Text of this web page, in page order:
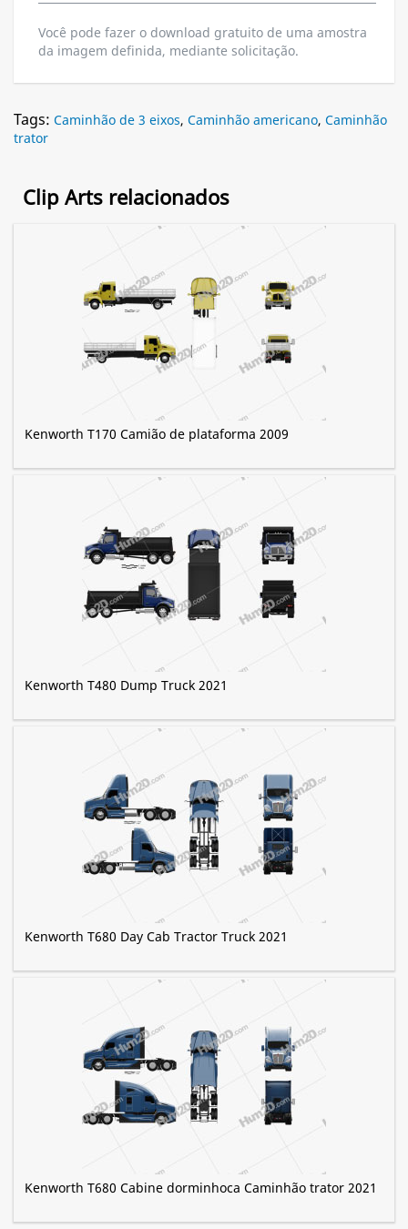
Você pode fazer o download gratuito de uma amostra
da imagem definida, mediante solicitação.
Tags: Caminhão de 3 eixos, Caminhão americano, Caminhão
trator
Clip Arts relacionados
Kenworth T170 Camião de plataforma 2009
Kenworth T480 Dump Truck 2021
Kenworth T680 Day Cab Tractor Truck 2021
Kenworth T680 Cabine dorminhoca Caminhão trator 2021